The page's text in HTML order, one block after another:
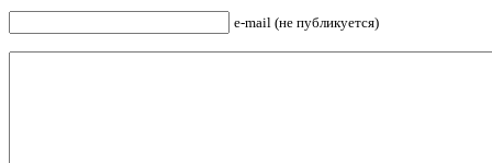
e-mail (не публикуется)